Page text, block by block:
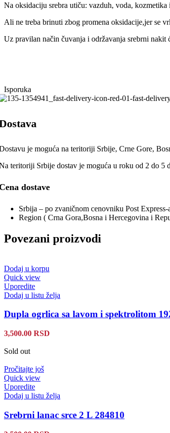
Na oksidaciju srebra utiču: vazduh, voda,
Ali ne treba brinuti zbog promena oksidacije,jer se
Uz pravilan način čuvanja i održavanja srebrni nakit
Isporuka
je moguća na teritoriji Srbije, Crne Gore,
teritoriji Srbije dostav je moguća u roku od 2 do 5
dostave
Srbija – po zvaničnom cenovniku Post Express-
Region ( Crna Gora,Bosna i Hercegovina i
Povezani proizvodi
Dodaj u korpu
Quick view
Uporedite
Dodaj u listu želja
Dupla ogrlica sa lavom i spektrolitom
3,500.00 RSD
Sold out
Pročitajte još
Quick view
Uporedite
Dodaj u listu želja
Srebrni lanac srce 2 L 284810